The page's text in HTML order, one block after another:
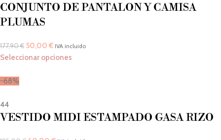
CONJUNTO DE PANTALON Y CAMISA
PLUMAS
177,90€ 50,00 € IVA incluido
Seleccionar opciones
-68%
44
VESTIDO MIDI ESTAMPADO GASA RIZO